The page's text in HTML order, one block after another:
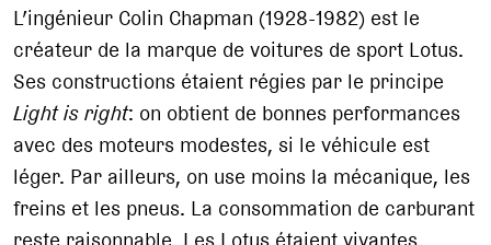
L’ingénieur Colin Chapman (1928-1982) est le
créateur de la marque de voitures de sport Lotus.
Ses constructions étaient régies par le principe
Light is right: on obtient de bonnes performances
avec des moteurs modestes, si le véhicule est
léger. Par ailleurs, on use moins la mécanique, les
freins et les pneus. La consommation de carburant